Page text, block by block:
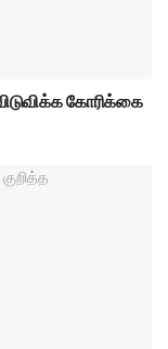
கோரிக்கை